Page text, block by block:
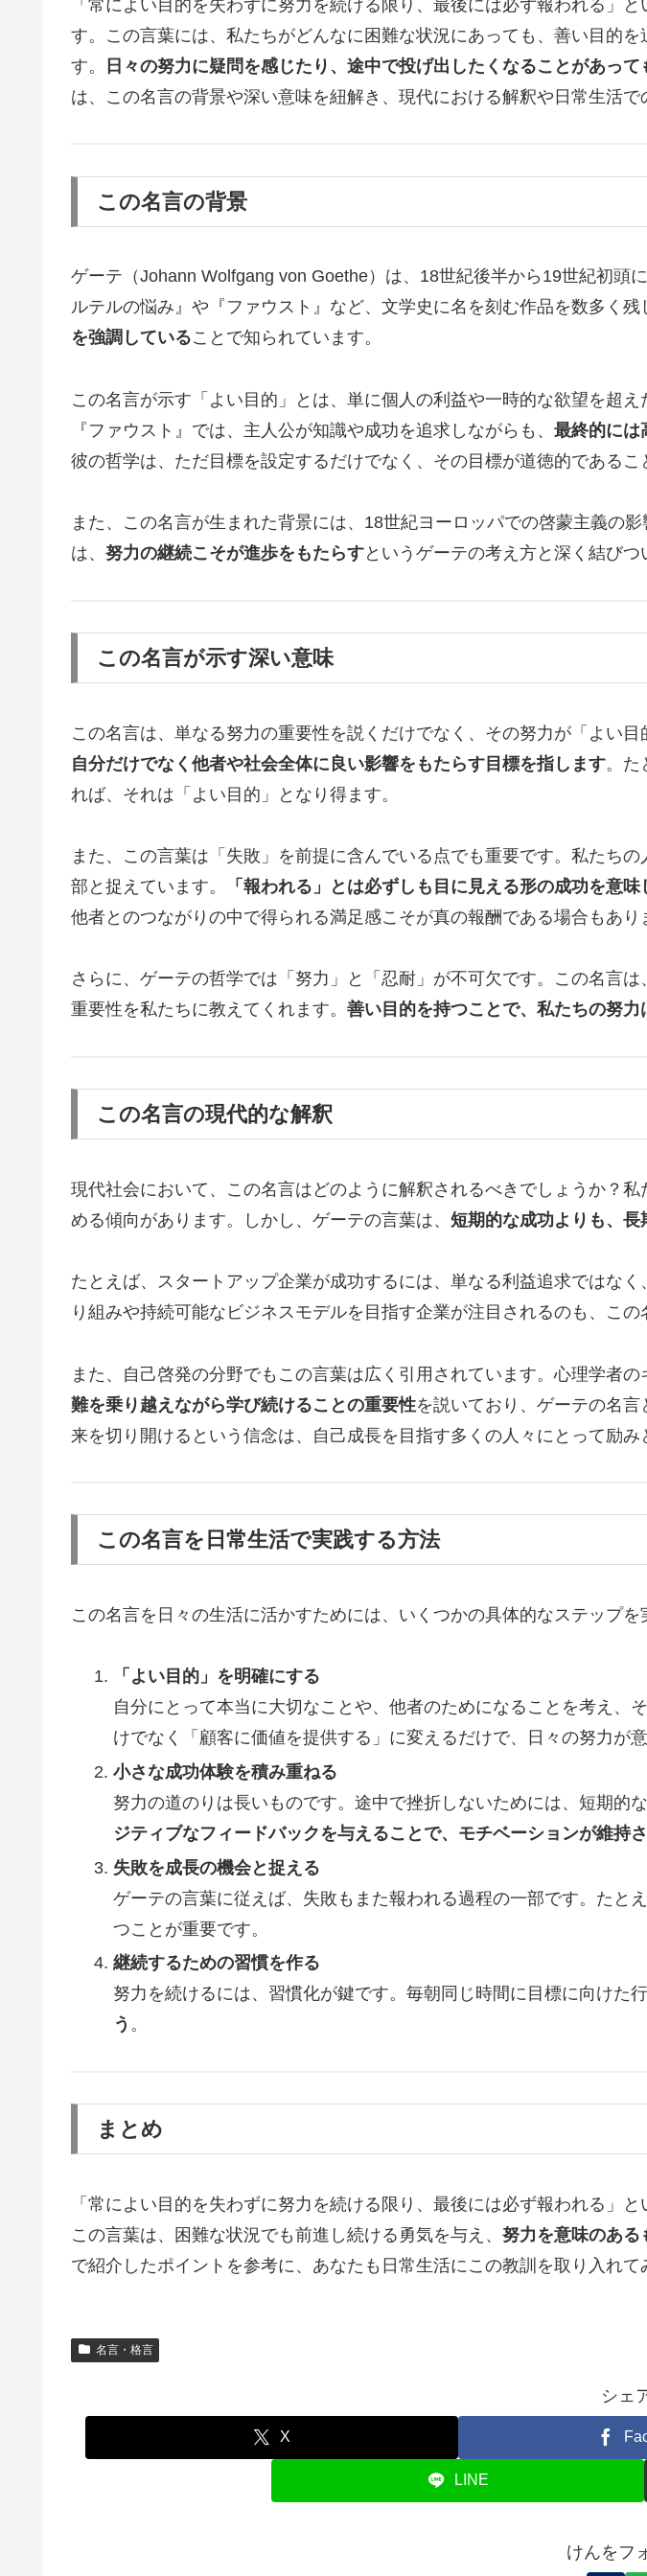
「常によい目的を失わずに努力を続ける限り、最後には必ず報われる」
す。この言葉には、私たちがどんなに困難な状況にあっても、善い目的
す。
日々の努力に疑問を感じたり、途中で投げ出したくなることがあっ
は、この名言の背景や深い意味を紐解き、現代における解釈や日常生活で
この名言の背景
ゲーテ（Johann Wolfgang von Goethe）は、18世紀後半から19世紀初頭
ルテルの悩み』や『ファウスト』など、文学史に名を刻む作品を数多く残
を強調していることで知られています。
この名言が示す「よい目的」とは、単に個人の利益や一時的な欲望を超
『ファウスト』では、主人公が知識や成功を追求しながらも、 最終的には
彼の哲学は、ただ目標を設定するだけでなく、その目標が道徳的であるこ
また、この名言が生まれた背景には、18世紀ヨーロッパでの啓蒙主義の
は、努力の継続こそが進歩をもたらすというゲーテの考え方と深く結びつ
この名言が示す深い意味
この名言は、単なる努力の重要性を説くだけでなく、その努力が「よい目
自分だけでなく他者や社会全体に良い影響をもたらす目標を指します。た
れば、それは「よい目的」となり得ます。
また、この言葉は「失敗」を前提に含んでいる点でも重要です。私たち
部と捉えています。
「報われる」とは必ずしも目に見える形の成功を意味
他者とのつながりの中で得られる満足感こそが真の報酬である場合もあり
さらに、ゲーテの哲学では「努力」と「忍耐」が不可欠です。この名言
重要性を私たちに教えてくれます。 善い目的を持つことで、私たちの努
この名言の現代的な解釈
現代社会において、この名言はどのように解釈されるべきでしょうか？
める傾向があります。しかし、ゲーテの言葉は、 短期的な成功よりも、
たとえば、スタートアップ企業が成功するには、単なる利益追求ではな
り組みや持続可能なビジネスモデルを目指す企業が注目されるのも、この
また、自己啓発の分野でもこの言葉は広く引用されています。心理学者
難を乗り越えながら学び続けることの重要性を説いており、ゲーテの名
来を切り開けるという信念は、自己成長を目指す多くの人々にとって励み
この名言を日常生活で実践する方法
この名言を日々の生活に活かすためには、いくつかの具体的なステップを
「よい目的」を明確にする
自分にとって本当に大切なことや、他者のためになることを考え
けでなく「顧客に価値を提供する」に変えるだけで、日々の努力が
小さな成功体験を積み重ねる
努力の道のりは長いものです。途中で挫折しないためには、短期的
ジティブなフィードバックを与えることで、モチベーションが維持
失敗を成長の機会と捉える
ゲーテの言葉に従えば、失敗もまた報われる過程の一部です。たと
つことが重要です。
継続するための習慣を作る
努力を続けるには、習慣化が鍵です。毎朝同じ時間に目標に向けた
う 。
まとめ
「常によい目的を失わずに努力を続ける限り、最後には必ず報われる」
この言葉は、困難な状況でも前進し続ける勇気を与え、努力を意味のある
で紹介したポイントを参考に、あなたも日常生活にこの教訓を取り入れ
名言・格言
シェ
X
LINE
けんをフ